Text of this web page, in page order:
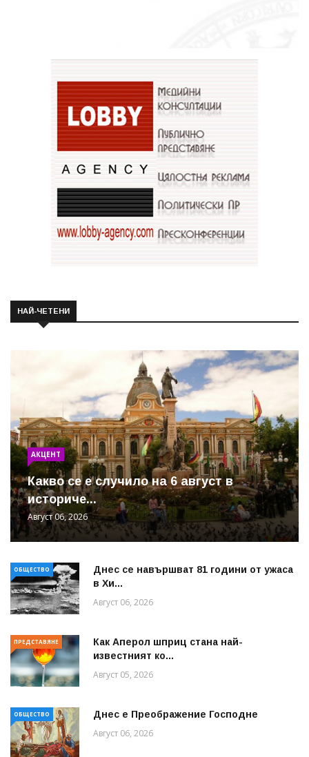
НАЙ-ЧЕТЕНИ
АКЦЕНТ
Какво се е случило на 6 август в
историче...
Август 06, 2026
ОБЩЕСТВО
Днес се навършват 81 години от ужаса
в Хи...
Август 06, 2026
ПРЕДСТАВЯНЕ
Как Аперол шприц стана най-
известният ко...
Август 05, 2026
ОБЩЕСТВО Днес е Преображение Господне
Август 06, 2026